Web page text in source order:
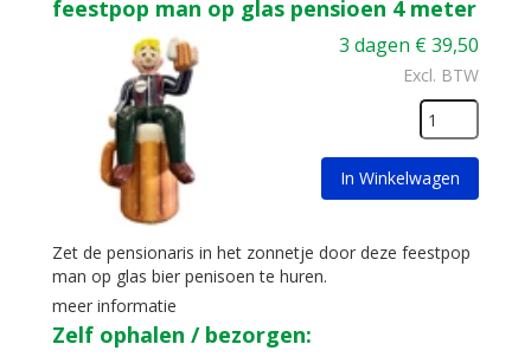
feestpop man op glas pensioen 4 meter
3 dagen €39,50
Excl. BTW
In Winkelwagen
Zet de pensionaris in het zonnetje door deze feestpop
man op glas bier penisoen te huren.
meer informatie
Zelf ophalen / bezorgen: